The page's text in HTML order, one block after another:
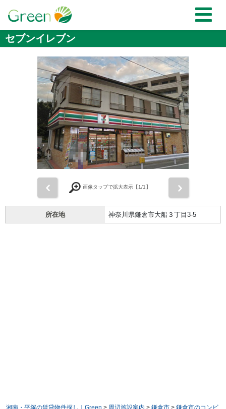
セブンイレブン
画像タップで拡大表示【1/1】
所在地 神奈川県鎌倉市大船３丁目3-5
湘南・平塚の賃貸物件探し｜Green > 周辺施設案内 > 鎌倉市 > 鎌倉市のコンビ